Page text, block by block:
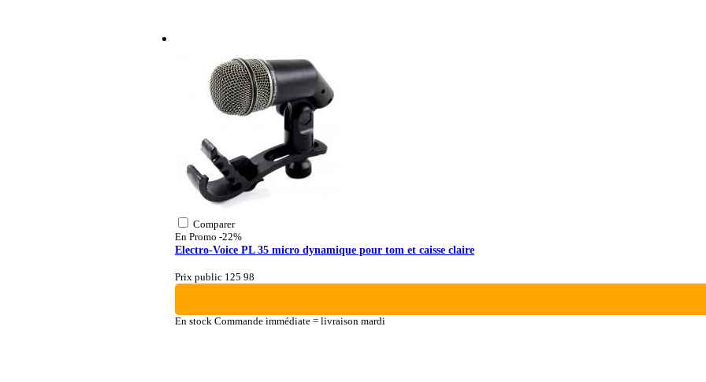
Comparer
En Promo -22%
Electro-Voice PL 35 micro dynamique pour tom et caisse claire
Prix public 125 98
En stock Commande immédiate = livraison mardi